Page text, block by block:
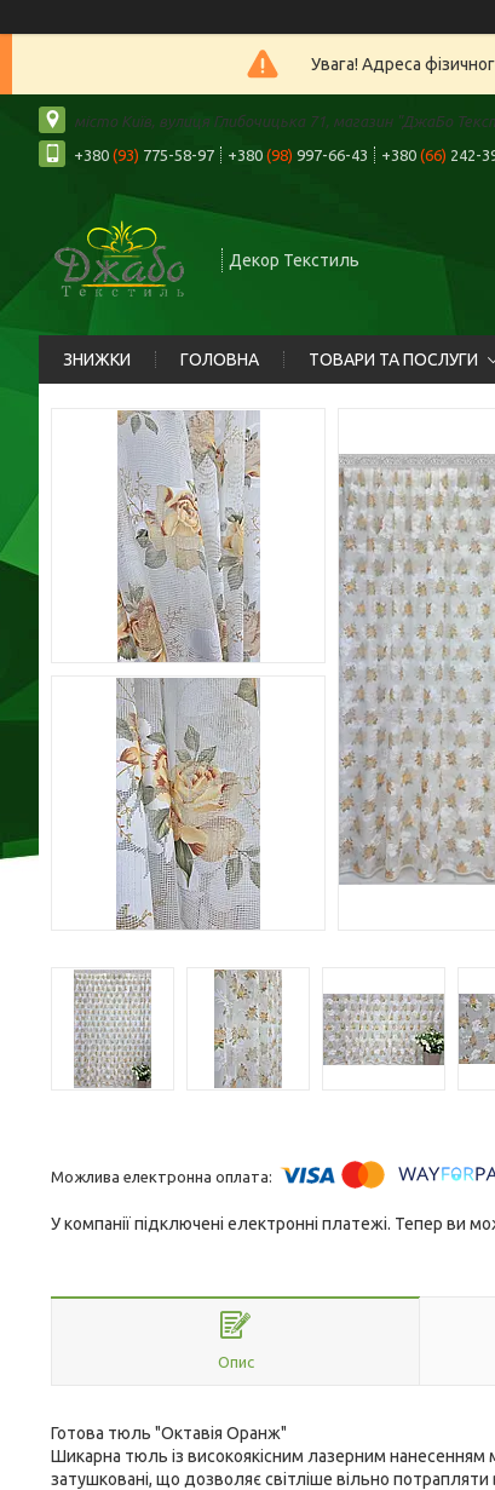
Увага! Адреса
місто Київ, вулиця Глибочицька 71, магазин "ДжаБо
+380 (93) 775-58-97 +380 (98) 997-66-43 +380 (66) 242-
Декор Текстиль
ЗНИЖКИ ГОЛОВНА ТОВАРИ ТА ПОСЛУГИ
У компанії підключені електронні платежі. Тепер ви
Опис
Готова тюль "Октавія Оранж"
Шикарна тюль із високоякісним лазерним
затушковані, що дозволяє світліше вільно